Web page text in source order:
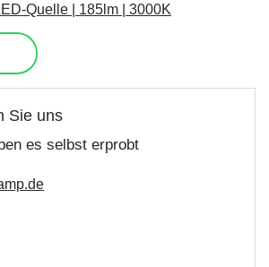
Quelle | 185lm | 3000K
Sie uns
es selbst erprobt